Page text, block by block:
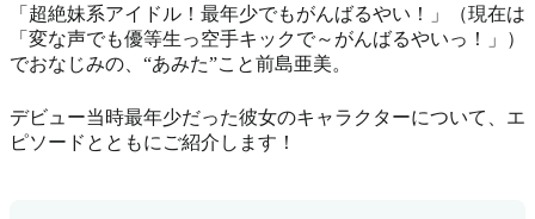
「超絶妹系アイドル！最年少でもがんばるやい！」（現在は
「変な声でも優等生っ空手キックで～がんばるやいっ！」）
でおなじみの、“あみた”こと前島亜美。
デビュー当時最年少だった彼女のキャラクターについて、エ
ピソードとともにご紹介します！